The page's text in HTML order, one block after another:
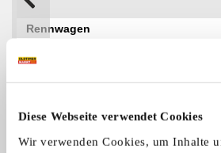
Diese Webseite verwendet Cookies
Wir verwenden Cookies, um Inhalte
Rennwagen
te ...
Preis auf Anfrage
Das könnte Sie auch